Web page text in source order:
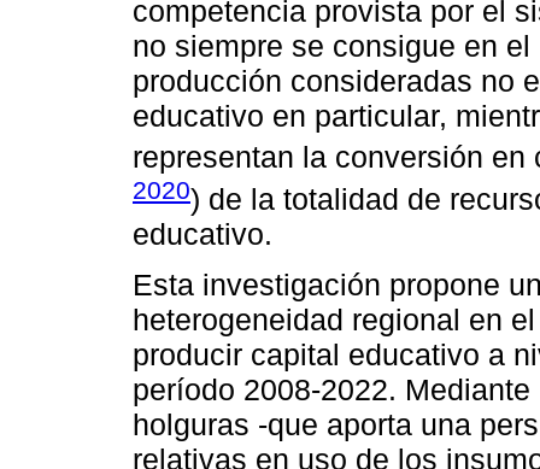
competencia provista por el
no siempre se consigue en
producción consideradas no
educativo en particular,
representan la conversión
2020) de la totalidad de
educativo.
Esta investigación propone
heterogeneidad regional en
producir capital educativo a
período 2008-2022.
holguras -que aporta una
relativas en uso de los